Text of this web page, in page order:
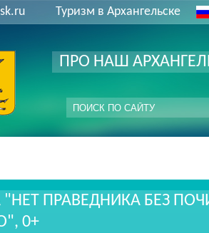
Туризм в Архангельске
ПРО НАШ
"НЕТ ПРАВЕДНИКА БЕЗ
0+